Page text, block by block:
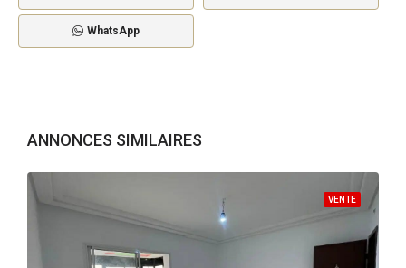
WhatsApp
ANNONCES SIMILAIRES
VENTE